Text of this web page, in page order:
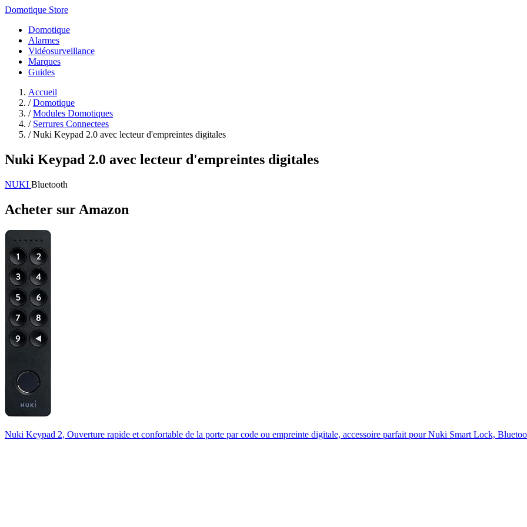
Domotique Store
Domotique
Alarmes
Vidéosurveillance
Marques
Guides
Accueil
/ Domotique
/ Modules Domotiques
/ Serrures Connectees
/ Nuki Keypad 2.0 avec lecteur d'empreintes digitales
Nuki Keypad 2.0 avec lecteur d'empreintes digitales
NUKI Bluetooth
Acheter sur Amazon
Nuki Keypad 2, Ouverture rapide et confortable de la porte par code ou empreinte digitale, accessoire parfait pour Nuki Smart Lock,